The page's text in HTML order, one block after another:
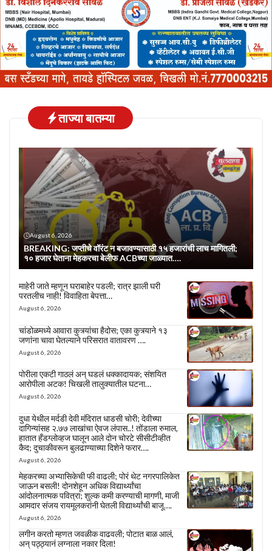
ताज्या बातम्या
August 6, 2026
BREAKING: जप्तीचे वॉरंट न बजावण्यासाठी १५ हजारांची लाच मागितली;
१० हजार घेताना मेहकरचा बेलीफ ACBच्या जाळ्यात….
माहेरी जाते म्हणून घराबाहेर पडली; रात्र झाली घरी
परतलीच नाही! विवाहिता बेपत्ता…
August 6, 2026
चांडोळमध्ये आवारा कुत्र्यांचा हैदोस; एका कुत्र्याने १३
जणांना चावा घेतल्याने परिसरात वातावरण ….
August 6, 2026
पोरीला एकटी गाठलं अन् घडलं धक्कादायक; संशयित
आरोपीला अटक! चिखली तालुक्यातील घटना…
August 6, 2026
दुधा येथील मर्दडी देवी मंदिरात धाडसी चोरी; देवीच्या
दागिन्यांसह २.७७ लाखांचा ऐवज लंपास..! तोंडाला रुमाल,
हातात हँडग्लोव्हज घालून आले दोन चोरटे सीसीटीव्हीत
कैद; दुचाकीवरून बुलढाण्याच्या दिशेने फरार….
August 6, 2026
मेहकरच्या अभ्यासिकेची फी वाढली; पोरं थेट नगरपालिकेत
जाऊन बसली! दोनशेहून अधिक विद्यार्थ्यांचा
आंदोलनात्मक पवित्रा; शुल्क कमी करण्याची मागणी, माजी
आमदार संजय रायमूलकरांनी घेतली विद्यार्थ्यांची बाजू….
August 6, 2026
लगीन करतो म्हणत जवळीक वाढवली; पोटात बाळ आलं,
अन् पठ्ठ्यानं लग्नाला नकार दिला!